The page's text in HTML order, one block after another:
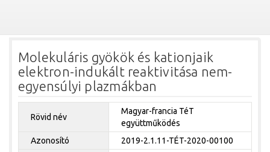
Molekuláris gyökök és kationjaik
elektron-indukált reaktivitása nem-
egyensúlyi plazmákban
Rövid név
Magyar-francia TéT
együttműködés
Azonosító
2019-2.1.11-TÉT-2020-00100